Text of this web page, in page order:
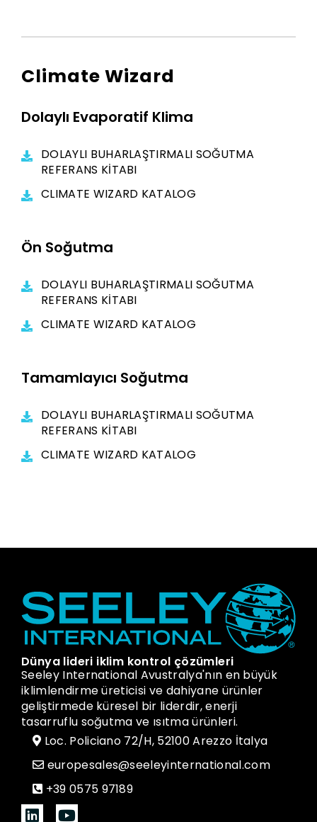
Climate Wizard
Dolaylı Evaporatif Klima
DOLAYLI BUHARLAŞTIRMALI SOĞUTMA
REFERANS KİTABI
CLIMATE WIZARD KATALOG
Ön Soğutma
DOLAYLI BUHARLAŞTIRMALI SOĞUTMA
REFERANS KİTABI
CLIMATE WIZARD KATALOG
Tamamlayıcı Soğutma
DOLAYLI BUHARLAŞTIRMALI SOĞUTMA
REFERANS KİTABI
CLIMATE WIZARD KATALOG
Dünya lideri iklim kontrol çözümleri
Seeley International Avustralya'nın en büyük
iklimlendirme üreticisi ve dahiyane ürünler
geliştirmede küresel bir liderdir, enerji
tasarruflu soğutma ve ısıtma ürünleri.
Loc. Policiano 72/H, 52100 Arezzo İtalya
europesales@seeleyinternational.com
+39 0575 97189